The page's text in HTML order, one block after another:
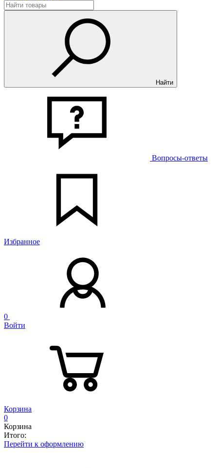
Найти
Вопросы-ответы
Избранное
0
Войти
Корзина
0
Корзина
Итого:
Перейти к оформлению